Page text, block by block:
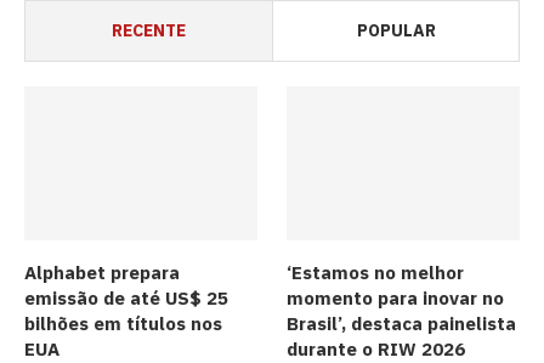
RECENTE POPULAR
Alphabet prepara
emissão de até US$ 25
bilhões em títulos nos
EUA
‘Estamos no melhor
momento para inovar no
Brasil’, destaca painelista
durante o RIW 2026